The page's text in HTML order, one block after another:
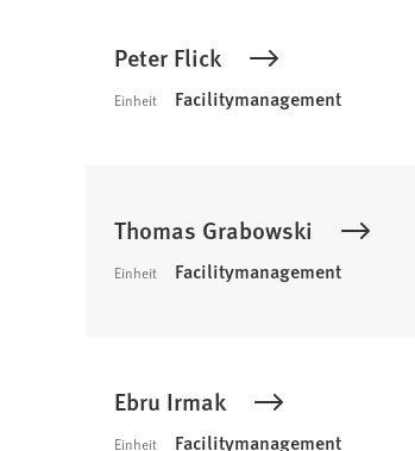
Peter Flick
Einheit Facilitymanagement
Thomas Grabowski
Einheit Facilitymanagement
Ebru Irmak
Einheit Facilitymanagement